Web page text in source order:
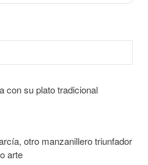
con su plato tradicional
otro manzanillero triunfador
arte